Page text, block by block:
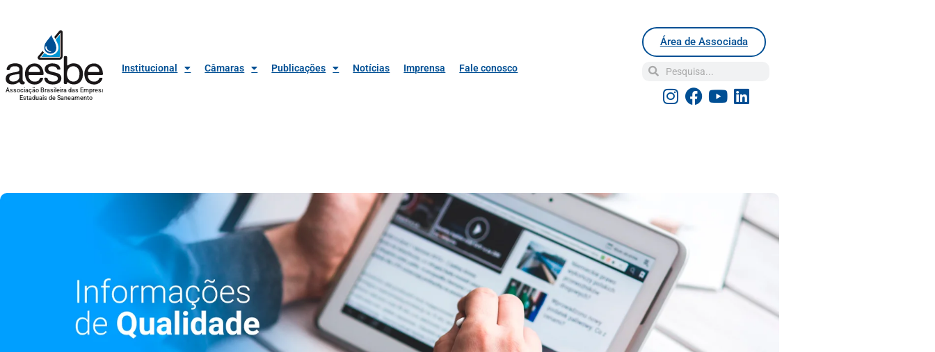
Associação Brasileira das Empresas
Estaduais de Saneamento
Institucional Câmaras Publicações Notícias Imprensa Fale conosco
Área de Associada